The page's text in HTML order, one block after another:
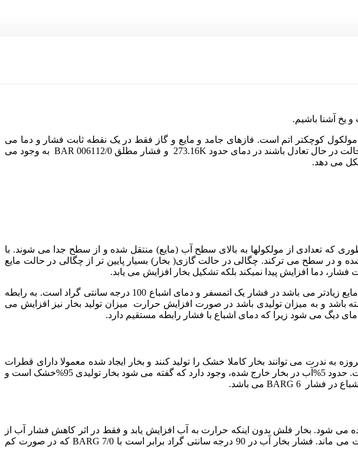
یخ آشنا باشیم.
کوچکتر اتم است. فازهای جامد و مایع و گاز فقط در یک نقطه ثابت فشار و دما می
توانند با یکدیگر در تعادل باشند که به آن نقطه، نقطه سه گانه گویند. این نقطه سه گانه در آب که تمام فازها در آن حالت در حال تعادل باشند در دمای حدود 273.16K و فشار مطلق 006112/0 BAR به وجود می
شکل می دهد.
که تعدادی از مولکولها به بالای سطح آب (مایع) منتقل شده و از سطح جدا می شوند. با
و در سطح می ترکند. چگالی در حالت گازی( بخار) بسیار پایین تر از چگالی در حالت مایع
دما افزایش پیدا نمیکند بلکه تشکیل بخار افزایش می یابد.
اشباع و دمای آب جوش در فشار ثابت به یک میزان است ولی انرژی واحد جرم در حالت بخار از حالت مایع زیادتر می باشد در فشار یک اتمسفر و دمای اشباع 100 درجه سانتی گراد است. به رابطه
باشد و به میزان تولیدی باشد در صورت افزایش حرارت میزان تولید بخار نیز افزایش می
دیگ می شود زیرا که دمای اشباع با فشار رابطه مستقیم دارد.
ندرت می توانند بخار کاملا خشک را تولید کنند و بخار ایجاد شده معمولا دارای قطرات
آب می باشد. در دیگ های FIRE-TUBE حرارت آب اعمال شده و بخار به صورت مستقیم با سطح آب در تماس است. حدود 5%آب در بخار خارج شده، وجود دارد که گفته می شود بخار تولیدی 95%خشک است و
می شود. بخار فلش بدون اینکه حرارت به آب افزایش یابد و فقط در اثر کاهش فشار آب از
فشار بالاتر به پایین تر به وجود می آید. کندانس به آسانی از تله بخار خارج می شود و در حین کاهش فشار دما ثابت می ماند. فشار بخار آب در 90 درجه سانتی گراد برابر است با 7/0 BARG که در صورت کم